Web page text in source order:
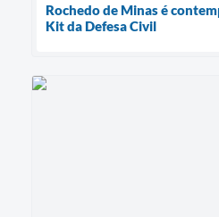
Rochedo de Minas é
Kit da Defesa Civil